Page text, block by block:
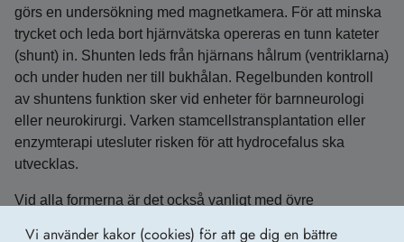
Vi använder kakor (cookies) för att ge dig en bättre
görs en undersökning med magnetkamera. För att minska
trycket och leda bort hjärnvätska opereras en tunn kateter
(shunt) in. Shunten leds från hjärnans hålrum (ventriklarna)
och under huden ner till bukhålan. Regelbunden kontroll
av shuntens funktion sker vid enheter för barnneurologi
eller neurokirurgi. Varken stamcellstransplantation eller
enzymterapi utesluter risken för att hydrocefalus ska
utvecklas.
Vid alla formerna är det också vanligt med övre